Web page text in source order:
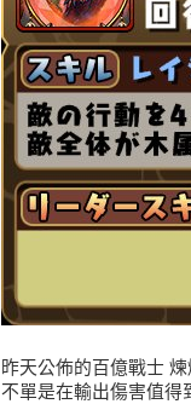
昨天公佈的百億戰士
不單是在輸出傷害值得